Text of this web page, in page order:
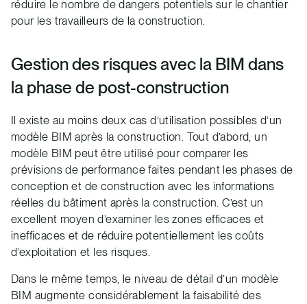
réduire le nombre de dangers potentiels sur le chantier
pour les travailleurs de la construction.
Gestion des risques avec la BIM dans
la phase de post-construction
Il existe au moins deux cas d’utilisation possibles d’un
modèle BIM après la construction. Tout d’abord, un
modèle BIM peut être utilisé pour comparer les
prévisions de performance faites pendant les phases de
conception et de construction avec les informations
réelles du bâtiment après la construction. C’est un
excellent moyen d’examiner les zones efficaces et
inefficaces et de réduire potentiellement les coûts
d’exploitation et les risques.
Dans le même temps, le niveau de détail d’un modèle
BIM augmente considérablement la faisabilité des